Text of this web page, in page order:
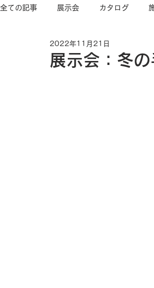
全ての記事 展示会 カタログ
展示会：冬
2022年11月21日